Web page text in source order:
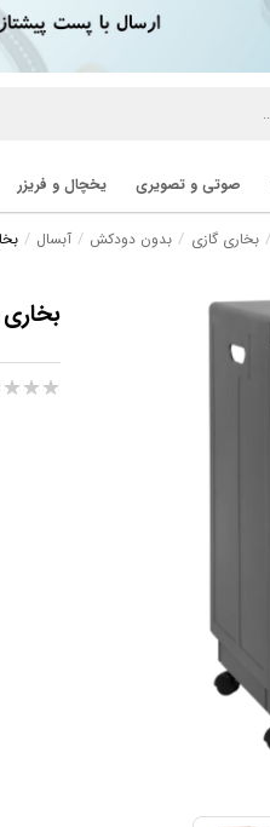
صوتی و تصویری یخچال و فریزر
بخاری گازی بدون دودکش آبسال